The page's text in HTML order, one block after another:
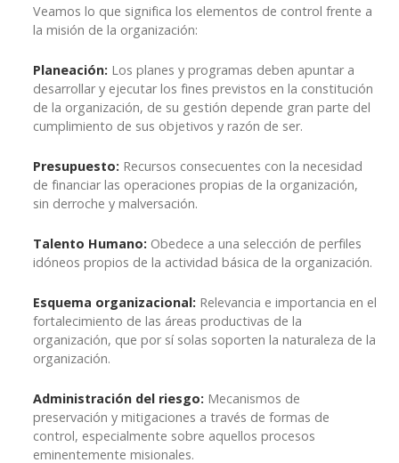
Veamos lo que significa los elementos de control frente a
la misión de la organización:
Planeación: Los planes y programas deben apuntar a
desarrollar y ejecutar los fines previstos en la constitución
de la organización, de su gestión depende gran parte del
cumplimiento de sus objetivos y razón de ser.
Presupuesto: Recursos consecuentes con la necesidad
de financiar las operaciones propias de la organización,
sin derroche y malversación.
Talento Humano: Obedece a una selección de perfiles
idóneos propios de la actividad básica de la organización.
Esquema organizacional: Relevancia e importancia en el
fortalecimiento de las áreas productivas de la
organización, que por sí solas soporten la naturaleza de la
organización.
Administración del riesgo: Mecanismos de
preservación y mitigaciones a través de formas de
control, especialmente sobre aquellos procesos
eminentemente misionales.